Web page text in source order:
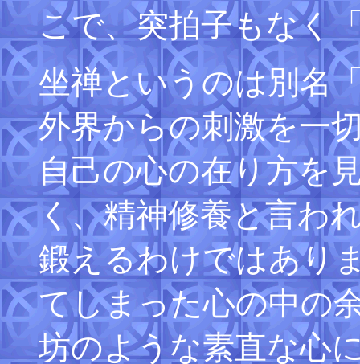
こで、突拍子もなく
坐禅というのは別名
外界からの刺激を一
自己の心の在り方を
く、精神修養と言わ
鍛えるわけではあり
てしまった心の中の
坊のような素直な心